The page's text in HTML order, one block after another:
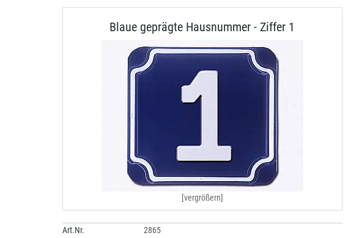
Blaue geprägte Hausnummer - Ziffer 1
[vergrößern]
Art.Nr.
2865